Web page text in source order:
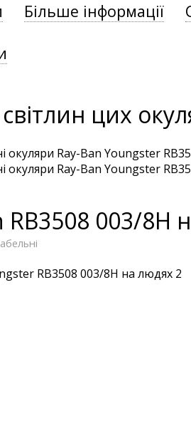
Більше інформації
цих
RB3508 003/8H